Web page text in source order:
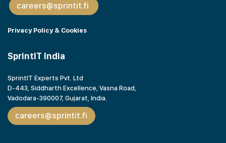
careers@sprintit.fi
Privacy Policy & Cookies
SprintIT India
SprintIT Experts Pvt. Ltd
D-443, Siddharth Excellence, Vasna Road,
Vadodara-390007, Gujarat, India.
careers@sprintit.fi